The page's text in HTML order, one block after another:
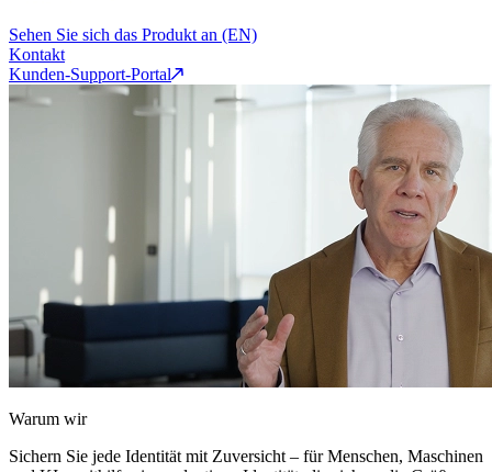
Sehen Sie sich das Produkt an (EN)
Kontakt
Kunden-Support-Portal
Warum wir
Sichern Sie jede Identität mit Zuversicht – für Menschen, Maschinen